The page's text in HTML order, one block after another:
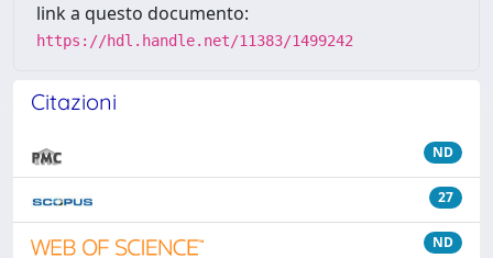
link a questo documento:
https://hdl.handle.net/11383/1499242
Citazioni
ND
27
ND